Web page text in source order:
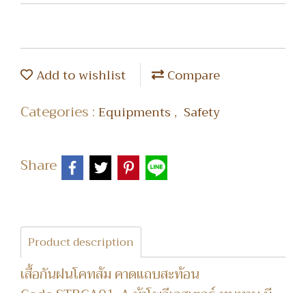
Add to wishlist Compare
Categories :Equipments , Safety
Share
Product description
เสื้อกันฝนโคทส้ม คาดแถบสะท้อน